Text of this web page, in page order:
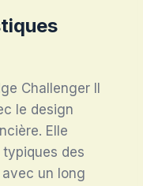
Challenger II
le design
Elle
des
avec un long